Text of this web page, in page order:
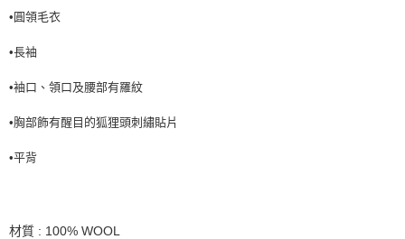
•圓領毛衣
•長袖
•袖口、領口及腰部有羅紋
•胸部飾有醒目的狐狸頭刺繡貼片
•平背
材質 : 100% WOOL